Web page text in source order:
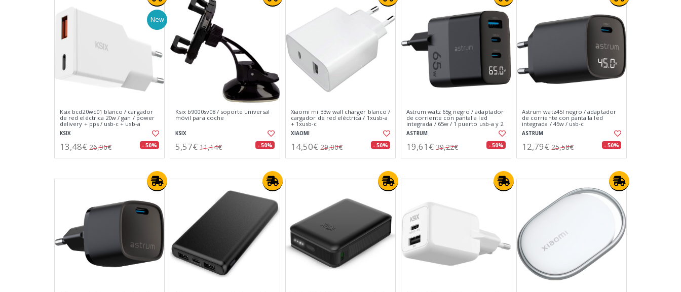
New
Ksix bcd20wc01 blanco / cargador
de red eléctrica 20w / gan / power
delivery + pps / usb-c + usb-a
KSIX
13,48€ 26,96€ - 50%
Ksix b9000sv08 / soporte universal
móvil para coche
KSIX
5,57€ 11,14€ - 50%
Xiaomi mi 33w wall charger blanco /
cargador de red eléctrica / 1xusb-a
+ 1xusb-c
XIAOMI
14,50€ 29,00€ - 50%
Astrum watz 65g negro / adaptador
de corriente con pantalla led
integrada / 65w / 1 puerto usb-a y 2
puertos usb-c
ASTRUM
19,61€ 39,22€ - 50%
Astrum watz45l negro / adaptador
de corriente con pantalla led
integrada / 45w / usb-c
ASTRUM
12,79€ 25,58€ - 50%